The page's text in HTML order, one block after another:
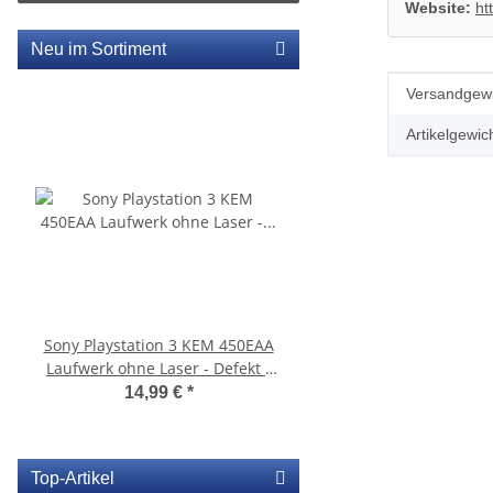
Website:
Wert
Neu im Sortiment
Sony Playstation 3 KEM 450EAA
Laufwerk ohne Laser - Defekt -
Eratzteilspender
14,99 € *
Top-Artikel